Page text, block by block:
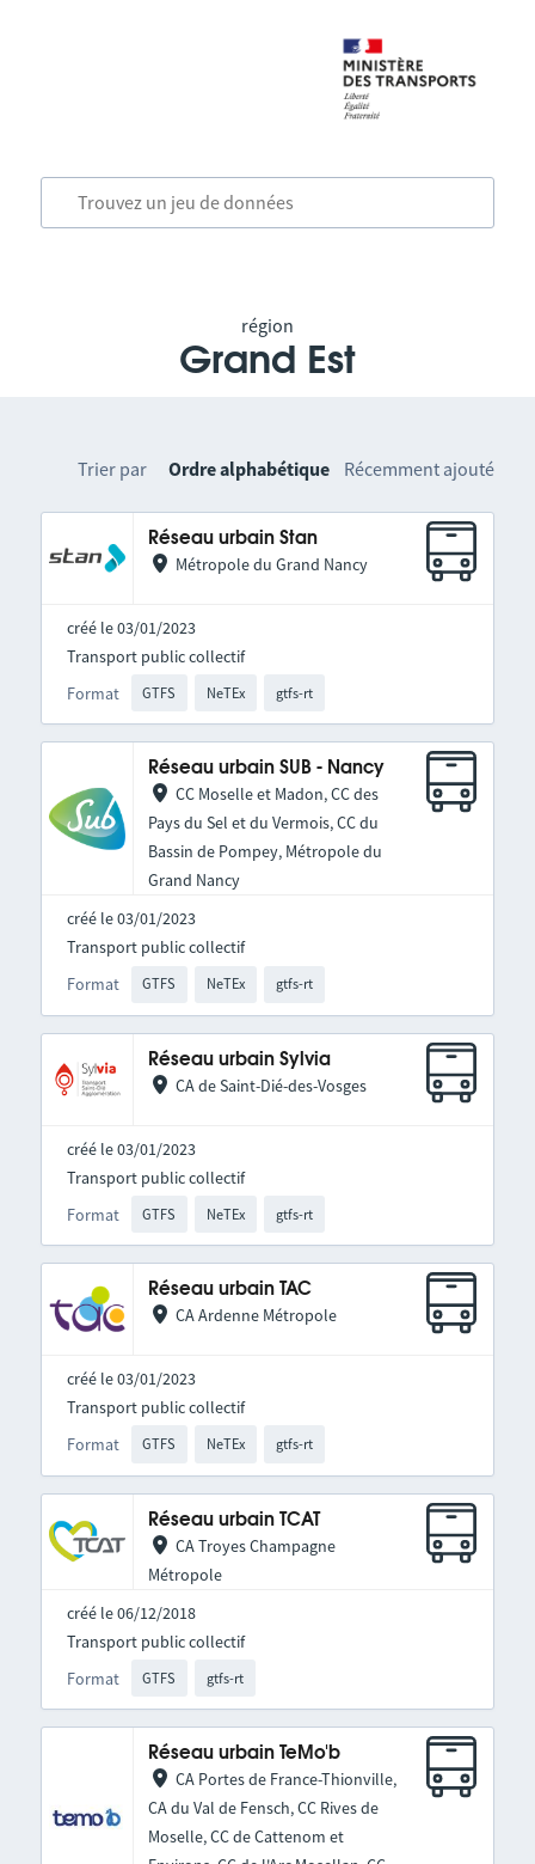
région
Grand Est
Trier par Ordre alphabétique Récemment ajouté
Réseau urbain Stan
Métropole du Grand Nancy
créé le 03/01/2023
Format GTFS NeTEx gtfs-rt
Transport public collectif
Réseau urbain SUB - Nancy
CC Moselle et Madon, CC des
Pays du Sel et du Vermois, CC du
Bassin de Pompey, Métropole du
Grand Nancy
créé le 03/01/2023
Format GTFS NeTEx gtfs-rt
Transport public collectif
Réseau urbain Sylvia
CA de Saint-Dié-des-Vosges
créé le 03/01/2023
Format GTFS NeTEx gtfs-rt
Transport public collectif
Réseau urbain TAC
CA Ardenne Métropole
créé le 03/01/2023
Format GTFS NeTEx gtfs-rt
Transport public collectif
Réseau urbain TCAT
CA Troyes Champagne
Métropole
créé le 06/12/2018
Format GTFS gtfs-rt
Transport public collectif
Réseau urbain TeMo'b
CA Portes de France-Thionville,
CA du Val de Fensch, CC Rives de
Moselle, CC de Cattenom et